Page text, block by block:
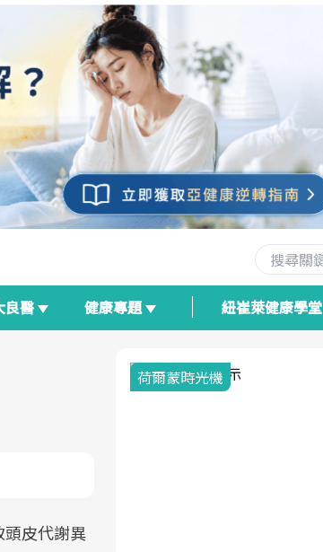
良醫 健康專題 紐崔萊健康學堂
頭皮代謝異
荷爾蒙時光機